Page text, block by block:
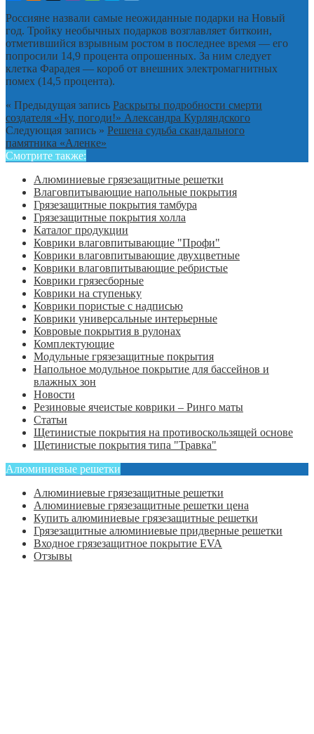
Россияне назвали самые неожиданные подарки на Новый
год. Тройку необычных подарков возглавляет биткоин,
отметившийся взрывным ростом в последнее время — его
попросили 14,9 процента опрошенных. За ним следует
клетка Фарадея — короб от внешних электромагнитных
помех (14,5 процента).
« Предыдущая запись Раскрыты подробности смерти
создателя «Ну, погоди!» Александра Курляндского
Следующая запись » Решена судьба скандального
памятника «Аленке»
Смотрите также:
Алюминиевые грязезащитные решетки
Влаговпитывающие напольные покрытия
Грязезащитные покрытия тамбура
Грязезащитные покрытия холла
Каталог продукции
Коврики влаговпитывающие "Профи"
Коврики влаговпитывающие двухцветные
Коврики влаговпитывающие ребристые
Коврики грязесборные
Коврики на ступеньку
Коврики пористые с надписью
Коврики универсальные интерьерные
Ковровые покрытия в рулонах
Комплектующие
Модульные грязезащитные покрытия
Напольное модульное покрытие для бассейнов и
влажных зон
Новости
Резиновые ячеистые коврики – Ринго маты
Статьи
Щетинистые покрытия на противоскользящей основе
Щетинистые покрытия типа "Травка"
Алюминиевые решетки
Алюминиевые грязезащитные решетки
Алюминиевые грязезащитные решетки цена
Купить алюминиевые грязезащитные решетки
Грязезащитные алюминиевые придверные решетки
Входное грязезащитное покрытие EVA
Отзывы